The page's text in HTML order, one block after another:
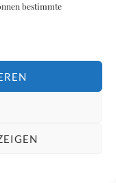
bestimmte
– 2025)